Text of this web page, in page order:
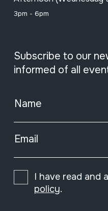
3pm - 6pm
Subscribe to our
informed of all
Name
Email
I have read and
policy.